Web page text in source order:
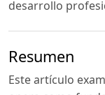
desarrollo
Resumen
Este artículo